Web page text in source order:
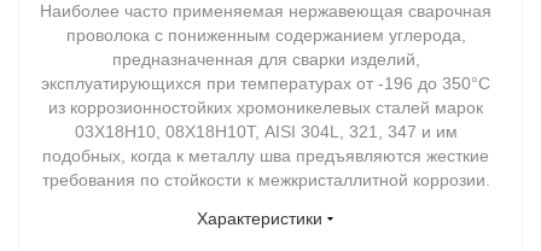
Наиболее часто применяемая нержавеющая сварочная
проволока с пониженным содержанием углерода,
предназначенная для сварки изделий,
эксплуатирующихся при температурах от -196 до 350°С
из коррозионностойких хромоникелевых сталей марок
03Х18Н10, 08Х18Н10Т, AISI 304L, 321, 347 и им
подобных, когда к металлу шва предъявляются жесткие
требования по стойкости к межкристаллитной коррозии.
Характеристики